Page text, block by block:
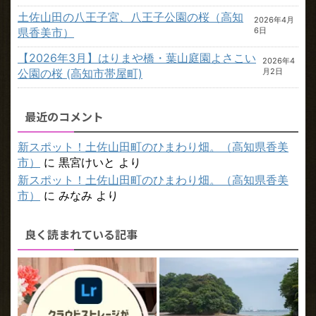
土佐山田の八王子宮、八王子公園の桜（高知
県香美市）
2026年4月
6日
【2026年3月】はりまや橋・葉山庭園よさこい
公園の桜 (高知市帯屋町)
2026年4
月2日
最近のコメント
新スポット！土佐山田町のひまわり畑。（高知県香美
市）
に 黒宮けいと より
新スポット！土佐山田町のひまわり畑。（高知県香美
市）
に みなみ より
良く読まれている記事